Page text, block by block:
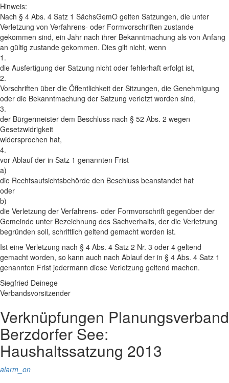
Hinweis:
Nach § 4 Abs. 4 Satz 1 SächsGemO gelten Satzungen, die unter
Verletzung von Verfahrens- oder Formvorschriften zustande
gekommen sind, ein Jahr nach ihrer Bekanntmachung als von Anfang
an gültig zustande gekommen. Dies gilt nicht, wenn
1.
die Ausfertigung der Satzung nicht oder fehlerhaft erfolgt ist,
2.
Vorschriften über die Öffentlichkeit der Sitzungen, die Genehmigung
oder die Bekanntmachung der Satzung verletzt worden sind,
3.
der Bürgermeister dem Beschluss nach § 52 Abs. 2 wegen
Gesetzwidrigkeit
widersprochen hat,
4.
vor Ablauf der in Satz 1 genannten Frist
a)
die Rechtsaufsichtsbehörde den Beschluss beanstandet hat
oder
b)
die Verletzung der Verfahrens- oder Formvorschrift gegenüber der
Gemeinde unter Bezeichnung des Sachverhalts, der die Verletzung
begründen soll, schriftlich geltend gemacht worden ist.
Ist eine Verletzung nach § 4 Abs. 4 Satz 2 Nr. 3 oder 4 geltend
gemacht worden, so kann auch nach Ablauf der in § 4 Abs. 4 Satz 1
genannten Frist jedermann diese Verletzung geltend machen.
Siegfried Deinege
Verbandsvorsitzender
Verknüpfungen Planungsverband
Berzdorfer See:
Haushaltssatzung 2013
alarm_on